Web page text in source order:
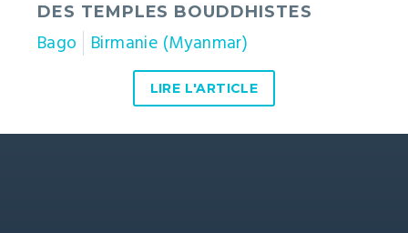
DES TEMPLES BOUDDHISTES
Bago Birmanie (Myanmar)
LIRE L'ARTICLE